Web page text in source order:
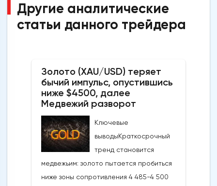
Другие аналитические
статьи данного трейдера
Золото (XAU/USD) теряет
бычий импульс, опустившись
ниже $4500, далее
Медвежий разворот
Ключевые
выводыКраткосрочный
тренд становится
медвежьим: золото пытается пробиться
ниже зоны сопротивления 4 485-4 500